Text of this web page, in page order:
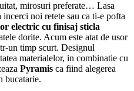
mirosuri preferate… Lasa
noi retete sau ca ti-e pofta
electric cu finisaj sticla
dorite. Acum este atat de usor
un timp scurt. Designul
materialelor, in combinatie cu
Pyramis ca fiind alegerea
bucatarie.